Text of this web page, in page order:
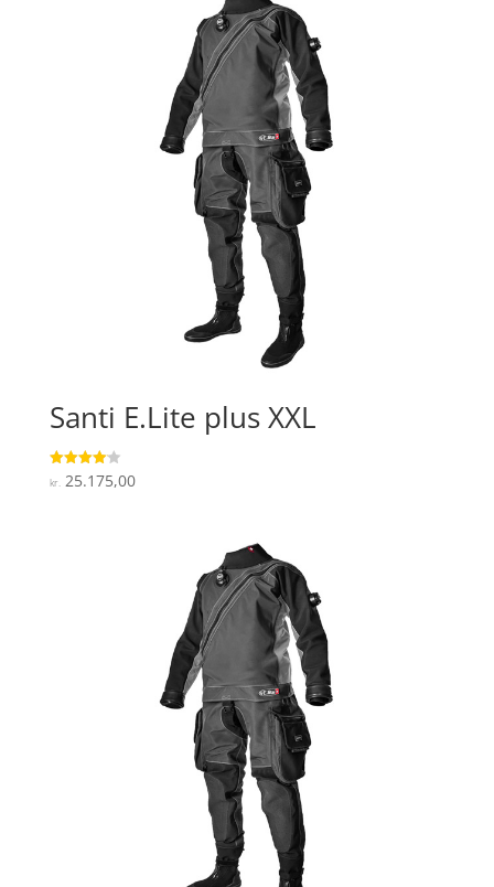
Santi E.Lite plus XXL
Vurderet
4.1
kr. 25.175,00